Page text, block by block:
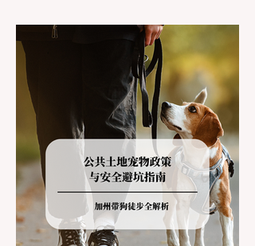
(Chain Controls)。 不了解这些规定，不仅可
能面临高额罚单或被公路巡警（CHP）劝
返，更可能在冰雪路面上引发严重的安全事
故。本文将为您系统解析加州的防滑链政策，
帮助您明确自己的车型在不同路况下的具体要
求，并为出行做好充足准备。 一、 核心概
念：看懂加州 R1, R2, R3 管制级别 当恶劣天
气来袭，加州交通局会在公路上启动防滑链管
制，并通过电子路牌指示当前的管制级别。加
州采用三个递进的级别（R1至R3）来规范通
行车辆： R1 管制 (Requirement 1) 规定内
容： 所有车辆必须安装防滑链。 豁免条件：
乘用车（Passenger Vehicles）、轻型卡车